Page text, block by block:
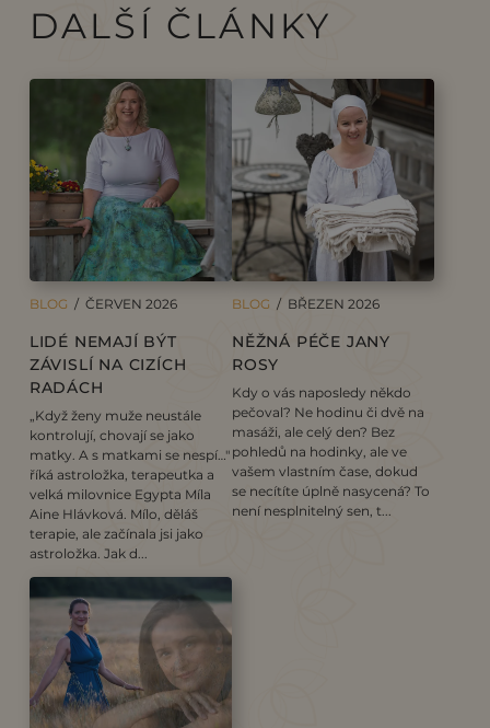
DALŠÍ ČLÁNKY
BLOG / ČERVEN 2026
LIDÉ NEMAJÍ BÝT
ZÁVISLÍ NA CIZÍCH
RADÁCH
„Když ženy muže neustále
kontrolují, chovají se jako
matky. A s matkami se nespí…"
říká astroložka, terapeutka a
velká milovnice Egypta Míla
Aine Hlávková. Mílo, děláš
terapie, ale začínala jsi jako
astroložka. Jak d...
BLOG / BŘEZEN 2026
NĚŽNÁ PÉČE JANY
ROSY
Kdy o vás naposledy někdo
pečoval? Ne hodinu či dvě na
masáži, ale celý den? Bez
pohledů na hodinky, ale ve
vašem vlastním čase, dokud
se necítíte úplně nasycená? To
není nesplnitelný sen, t...